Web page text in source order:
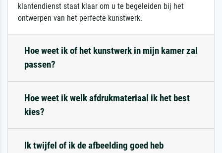
klantendienst staat klaar om u te begeleiden bij het
ontwerpen van het perfecte kunstwerk.
Hoe weet ik of het kunstwerk in mijn kamer zal
passen?
Hoe weet ik welk afdrukmateriaal ik het best
kies?
Ik twijfel of ik de afbeelding goed heb